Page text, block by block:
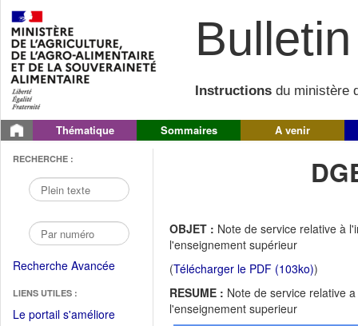
Instructions du ministère
Thématique Sommaires A venir
RECHERCHE :
Recherche Avancée
LIENS UTILES :
Le portail s'améliore(Fichier
OBJET : Note de service relative à
l'enseignement supérieur
(Télécharger le PDF (103ko))
RESUME : Note de service relative
l'enseignement superieur